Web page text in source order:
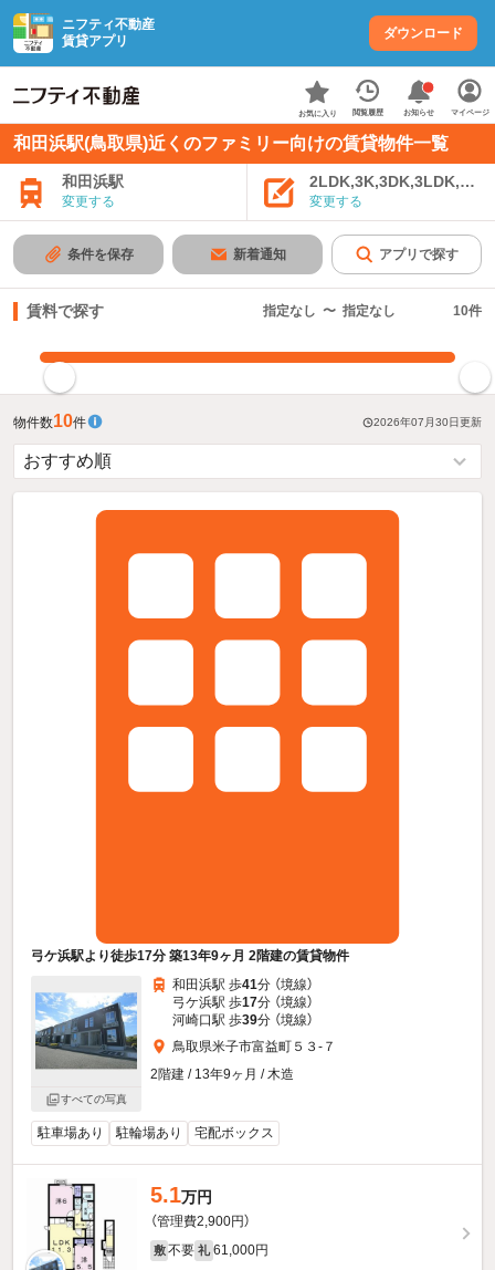
ニフティ不動産
賃貸アプリ
ダウンロード
お気に入り 閲覧履歴 お知らせ マイページ
和田浜駅(鳥取県)近くのファミリー向けの賃貸物件一覧
和田浜駅
変更する 変更する
条件を保存 新着通知 アプリで探す
賃料で探す 指定なし 〜 指定なし 10件
物件数10件 2026年07月30日更新
弓ケ浜駅より徒歩17分 築13年9ヶ月 2階建の賃貸物件
すべての写真
和田浜駅 歩41分 （境線）
弓ケ浜駅 歩17分 （境線）
河崎口駅 歩39分 （境線）
鳥取県米子市富益町５３-７
2階建 / 13年9ヶ月 / 木造
駐車場あり 駐輪場あり 宅配ボックス
5.1万円
（管理費2,900円）
敷 不要 礼 61,000円